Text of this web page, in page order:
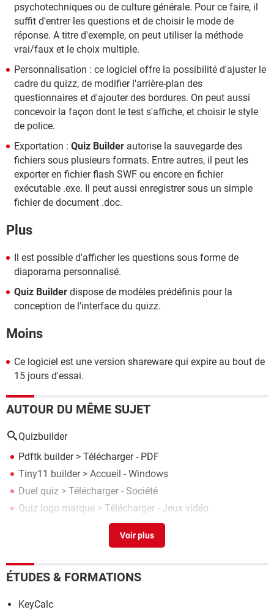
psychotechniques ou de culture générale. Pour ce faire, il
suffit d'entrer les questions et de choisir le mode de
réponse. A titre d'exemple, on peut utiliser la méthode
vrai/faux et le choix multiple.
Personnalisation : ce logiciel offre la possibilité d'ajuster le
cadre du quizz, de modifier l'arrière-plan des
questionnaires et d'ajouter des bordures. On peut aussi
concevoir la façon dont le test s'affiche, et choisir le style
de police.
Exportation : Quiz Builder autorise la sauvegarde des
fichiers sous plusieurs formats. Entre autres, il peut les
exporter en fichier flash SWF ou encore en fichier
exécutable .exe. Il peut aussi enregistrer sous un simple
fichier de document .doc.
Plus
Il est possible d'afficher les questions sous forme de
diaporama personnalisé.
Quiz Builder dispose de modèles prédéfinis pour la
conception de l'interface du quizz.
Moins
Ce logiciel est une version shareware qui expire au bout de
15 jours d'essai.
AUTOUR DU MÊME SUJET
Quizbuilder
Pdftk builder> Télécharger - PDF
Tiny11 builder> Accueil - Windows
Duel quiz > Télécharger - Société
Quiz logo marque > Télécharger - Jeux vidéo
> Télécharger - Personnalisation
ÉTUDES & FORMATIONS
KeyCalc